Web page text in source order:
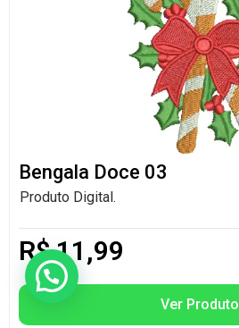
Bengala Doce 03
Produto Digital.
R$11,99
Ver Produto